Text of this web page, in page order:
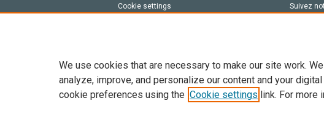
Cookie settings
Suivez
Tout le contenu de ce site: Copyright © 2026 Elsevier, ses
de données, a la formation en IA et aux technologies
We use cookies that are necessary to make our site work.
analyze, improve, and personalize our content and your
cookie preferences using the Cookie settings link. For more